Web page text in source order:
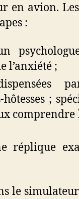
en avion. Les
:
l’anxiété ;
;
comprendre
réplique
le